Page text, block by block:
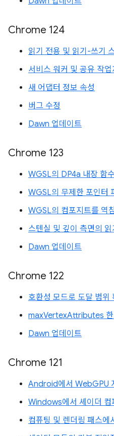
Chrome 124
읽기 전용 및 읽기-쓰기
서비스 워커 및 공유 작업
새 어댑터 정보 속성
버그 수정
Dawn 업데이트
Chrome 123
WGSL의 DP4a 내장 함
WGSL의 무제한 포인터
WGSL의 컴포지트를 역
스텐실 및 깊이 측면의 읽
Dawn 업데이트
Chrome 122
호환성 모드로 도달 범위
maxVertexAttributes 한
Dawn 업데이트
Chrome 121
Android에서 WebGPU
Windows에서 셰이더 컴
컴퓨팅 및 렌더링 패스에